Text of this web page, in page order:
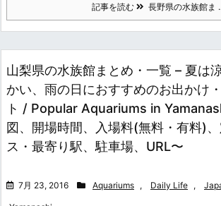
記事を読む 長野県の水族館ま
山梨県の水族館まとめ・一覧 – 夏は
かい、雨の日におすすめのお出かけ
ト / Popular Aquariums in
図、開場時間、入場料(無料・有料)
ス・最寄り駅、駐車場、URL〜
7月 23, 2016 Aquariums , Daily Life ,